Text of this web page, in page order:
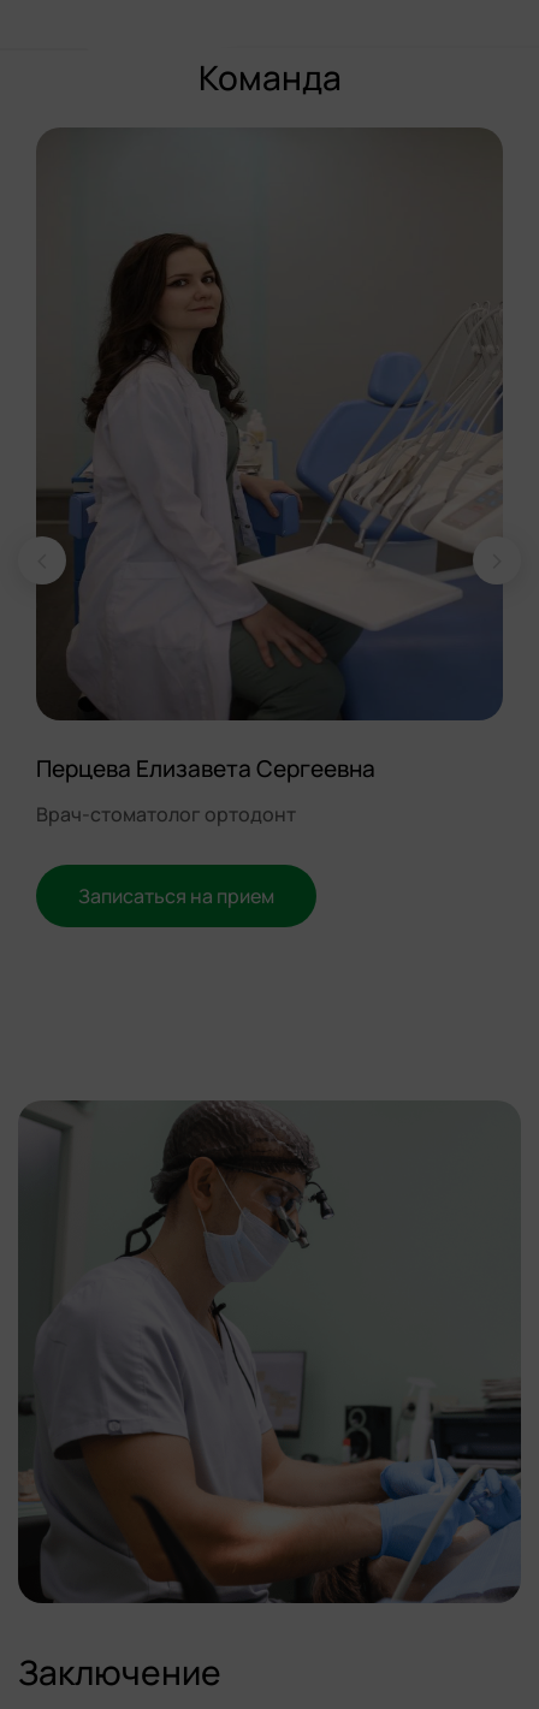
Команда
Перцева Елизавета Сергеевна
Врач-стоматолог ортодонт
Записаться на прием
Заключение